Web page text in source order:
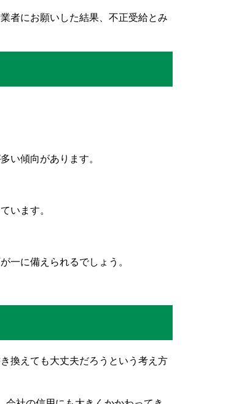
者にお願いした結果、不正受給とみ
い傾向があります。
います。
一に備えられるでしょう。
換えても大丈夫だろうという考え方